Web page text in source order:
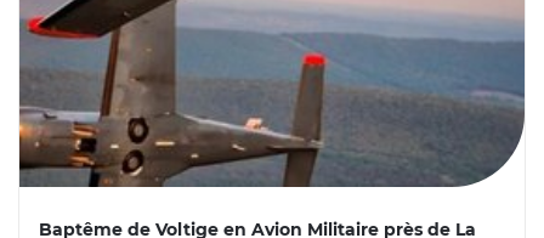
Baptême de Voltige en Avion Militaire près de La